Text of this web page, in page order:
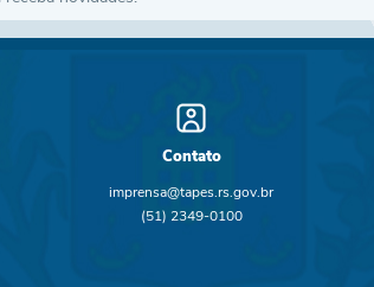
Contato
imprensa@tapes.rs.gov.br
(51) 2349-0100